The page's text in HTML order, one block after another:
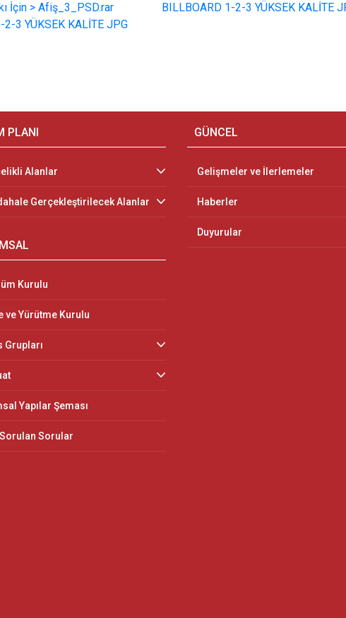
İçin > Afiş_3_PSD.rar
2-3 YÜKSEK KALİTE JPG
BILLBOARD 1-2-3 YÜKSEK KALİTE
PLANI
Alanlar
Gerçekleştirilecek Alanlar
Kurulu
ve Yürütme Kurulu
Grupları
Yapılar Şeması
Sorulan Sorular
GÜNCEL
Gelişmeler ve İlerlemeler
Haberler
Duyurular